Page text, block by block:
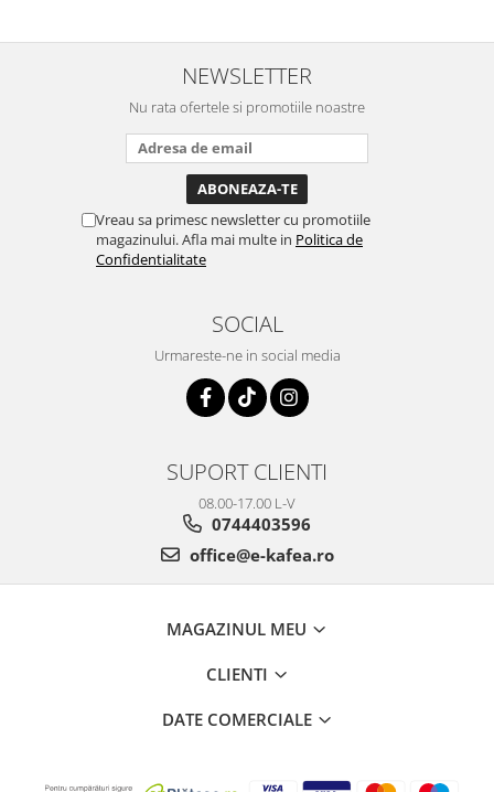
NEWSLETTER
Nu rata ofertele si promotiile noastre
Vreau sa primesc newsletter cu promotiile
magazinului. Afla mai multe in Politica de
Confidentialitate
SOCIAL
Urmareste-ne in social media
SUPORT CLIENTI
08.00-17.00 L-V
0744403596
office@e-kafea.ro
MAGAZINUL MEU
CLIENTI
DATE COMERCIALE